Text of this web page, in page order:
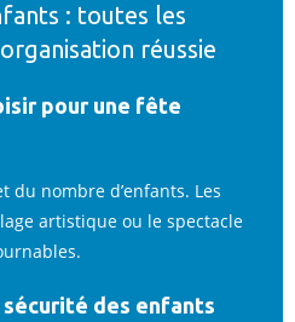
: toutes les
réussie
pour une fête
du nombre d’enfants. Les
artistique ou le spectacle
des enfants